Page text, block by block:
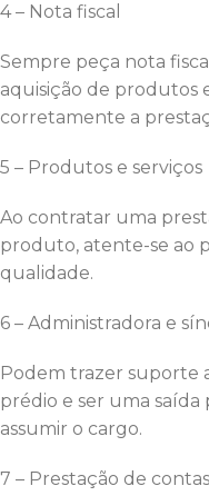
4 – Nota fiscal
Sempre peça nota
aquisição de produtos
corretamente a
5 – Produtos e serviços
Ao contratar uma
produto, atente-se ao
qualidade.
6 – Administradora e
Podem trazer suporte
prédio e ser uma
assumir o cargo.
7 – Prestação de contas